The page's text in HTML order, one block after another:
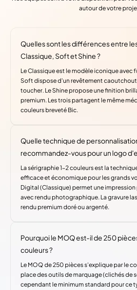
autour de votre
Quelles sont les différences entre
Classique, Soft et Shine ?
Le Classique est le modèle iconique avec
Soft dispose d'un revêtement
toucher. Le Shine propose une finition
premium. Les trois partagent le même
couleurs breveté Bic.
Quelle technique de
recommandez-vous pour un logo
La sérigraphie 1-2 couleurs est la
efficace et économique pour les grands
Digital (Classique) permet une
avec rendu photographique. La gravure
rendu premium doré ou argenté.
Pourquoi le MOQ est-il de 250
couleurs ?
Le MOQ de 250 pièces s'explique par le
place des outils de marquage (clichés de
cependant le minimum standard pour ce